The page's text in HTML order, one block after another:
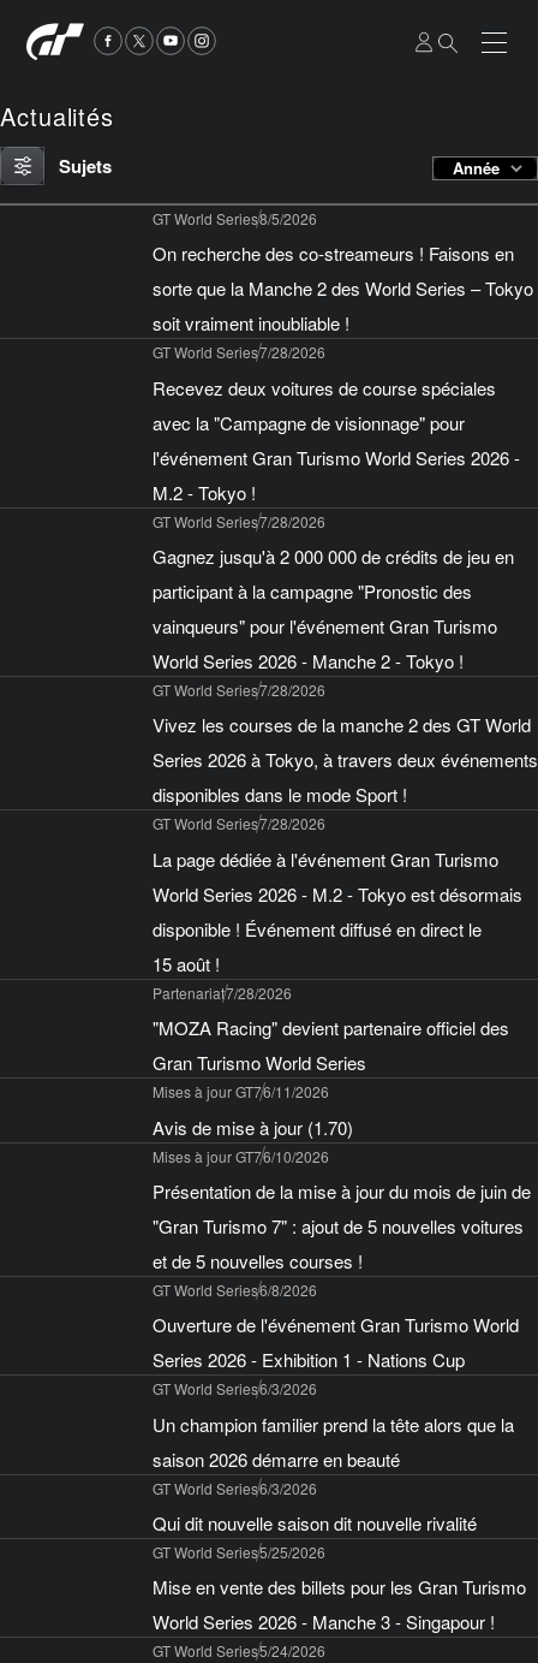
Actualités
Sujets Année
GT World Series8/5/2026
On recherche des co-streameurs ! Faisons en
sorte que la Manche 2 des World Series – Tokyo
soit vraiment inoubliable !
GT World Series7/28/2026
Recevez deux voitures de course spéciales
avec la "Campagne de visionnage" pour
l'événement Gran Turismo World Series 2026 -
M.2 - Tokyo !
GT World Series7/28/2026
Gagnez jusqu'à 2 000 000 de crédits de jeu en
participant à la campagne "Pronostic des
vainqueurs" pour l'événement Gran Turismo
World Series 2026 - Manche 2 - Tokyo !
GT World Series7/28/2026
Vivez les courses de la manche 2 des GT World
Series 2026 à Tokyo, à travers deux événements
disponibles dans le mode Sport !
GT World Series7/28/2026
La page dédiée à l'événement Gran Turismo
World Series 2026 - M.2 - Tokyo est désormais
disponible ! Événement diffusé en direct le
15 août !
Partenariat7/28/2026
"MOZA Racing" devient partenaire officiel des
Gran Turismo World Series
Mises à jour GT76/11/2026
Avis de mise à jour (1.70)
Mises à jour GT76/10/2026
Présentation de la mise à jour du mois de juin de
"Gran Turismo 7" : ajout de 5 nouvelles voitures
et de 5 nouvelles courses !
GT World Series6/8/2026
Ouverture de l'événement Gran Turismo World
Series 2026 - Exhibition 1 - Nations Cup
GT World Series6/3/2026
Un champion familier prend la tête alors que la
saison 2026 démarre en beauté
GT World Series6/3/2026
Qui dit nouvelle saison dit nouvelle rivalité
GT World Series5/25/2026
Mise en vente des billets pour les Gran Turismo
World Series 2026 - Manche 3 - Singapour !
GT World Series5/24/2026